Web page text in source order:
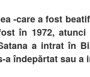
-care a fost
în 1972,
a intrat în
a îndepărtat sau a